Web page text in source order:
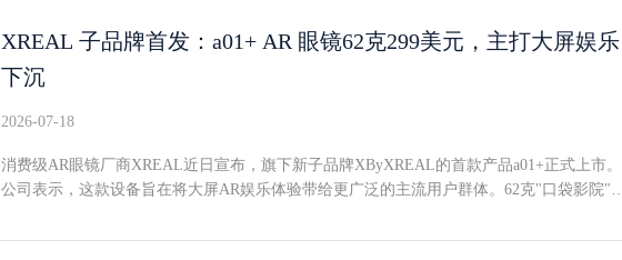
一个显著空白。对于可能因Quest独占而失望的PCVR玩家来说，《StarRupture》基于虚幻引
擎5开发，可通过UniversalUnrealEngineVR（UEVR）工具实现VR游玩，且已有现成的配置文
件可供使用。
区呼声，开发商TriangleFactory加入了拖拽阵亡玩家的功能。该机制对友军和敌军均适用--队
友可以将战友拖至安全位置复活，也可以把敌方尸体拖走，阻止其队友上前救援。此外，PC
VR版本获得多项画面增强，包括部分地图新增动态植被和环境粒子效果。PSVR2版本仍在开
轮手枪新增阵亡玩家拖拽功能PCVR新增环境粒子效果，全平台新增动态树木通用更新主菜
制器扳机触摸状态的扣机手指动画优化快速匹配行为，修复误报"游戏已满"改善好友系统在
启动异常时的恢复能力改善双持手枪时的手臂IK重新启用并优化阵营自动平衡降低光探密度
XREAL 子品牌首发：a01+ AR 眼镜62克299美元，主打大屏娱乐
下沉
2026-07-18
消费级AR眼镜厂商XREAL近日宣布，旗下新子品牌XByXREAL的首款产品a01+正式上市。
公司表示，这款设备旨在将大屏AR娱乐体验带给更广泛的主流用户群体。62克"口袋影院"：
掌机均可直连。眼镜重62克，采用双层Micro-OLED显示屏，峰值亮度达1600尼特并支持HD